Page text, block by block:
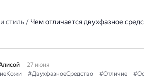
стиль/ Чем отличается двухфазное
27 июня
#ДвухфазноеСредство #Отличие